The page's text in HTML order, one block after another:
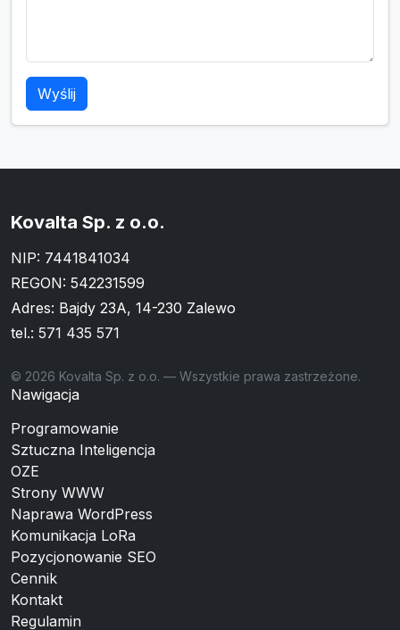
Wyślij
Kovalta Sp. z o.o.
NIP: 7441841034
REGON: 542231599
Adres: Bajdy 23A, 14-230 Zalewo
tel.: 571 435 571
© 2026 Kovalta Sp. z o.o. — Wszystkie prawa zastrzeżone.
Nawigacja
Programowanie
Sztuczna Inteligencja
OZE
Strony WWW
Naprawa WordPress
Komunikacja LoRa
Pozycjonowanie SEO
Cennik
Kontakt
Regulamin